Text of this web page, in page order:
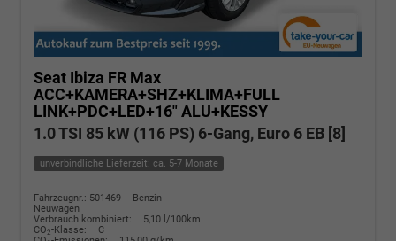
Seat Ibiza FR Max
ACC+KAMERA+SHZ+KLIMA+FULL
LINK+PDC+LED+16" ALU+KESSY
1.0 TSI 85 kW (116 PS) 6-Gang, Euro 6 EB [8]
unverbindliche Lieferzeit: ca. 5-7 Monate
Fahrzeugnr.: 501469
Benzin
Neuwagen
Verbrauch kombiniert:
5,10 l/100km
CO2-Klasse:
C